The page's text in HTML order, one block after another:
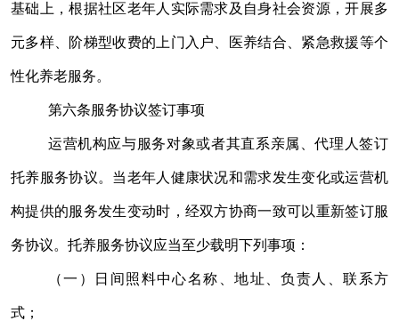
基础上，根据社区老年人实际需求及自身社会资源，开展多
元多样、阶梯型收费的上门入户、医养结合、紧急救援等个
性化养老服务。
第六条服务协议签订事项
运营机构应与服务对象或者其直系亲属、代理人签订
托养服务协议。当老年人健康状况和需求发生变化或运营机
构提供的服务发生变动时，经双方协商一致可以重新签订服
务协议。托养服务协议应当至少载明下列事项：
（一）日间照料中心名称、地址、负责人、联系方
式；